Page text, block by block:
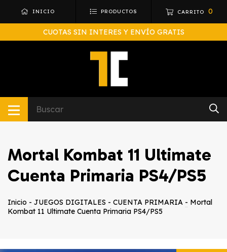
INICIO PRODUCTOS CARRITO 0
CUOTAS SIN INTERES Y ENVÍO GRATIS
Mortal Kombat 11 Ultimate
Cuenta Primaria PS4/PS5
Inicio - JUEGOS DIGITALES - CUENTA PRIMARIA - Mortal
Kombat 11 Ultimate Cuenta Primaria PS4/PS5